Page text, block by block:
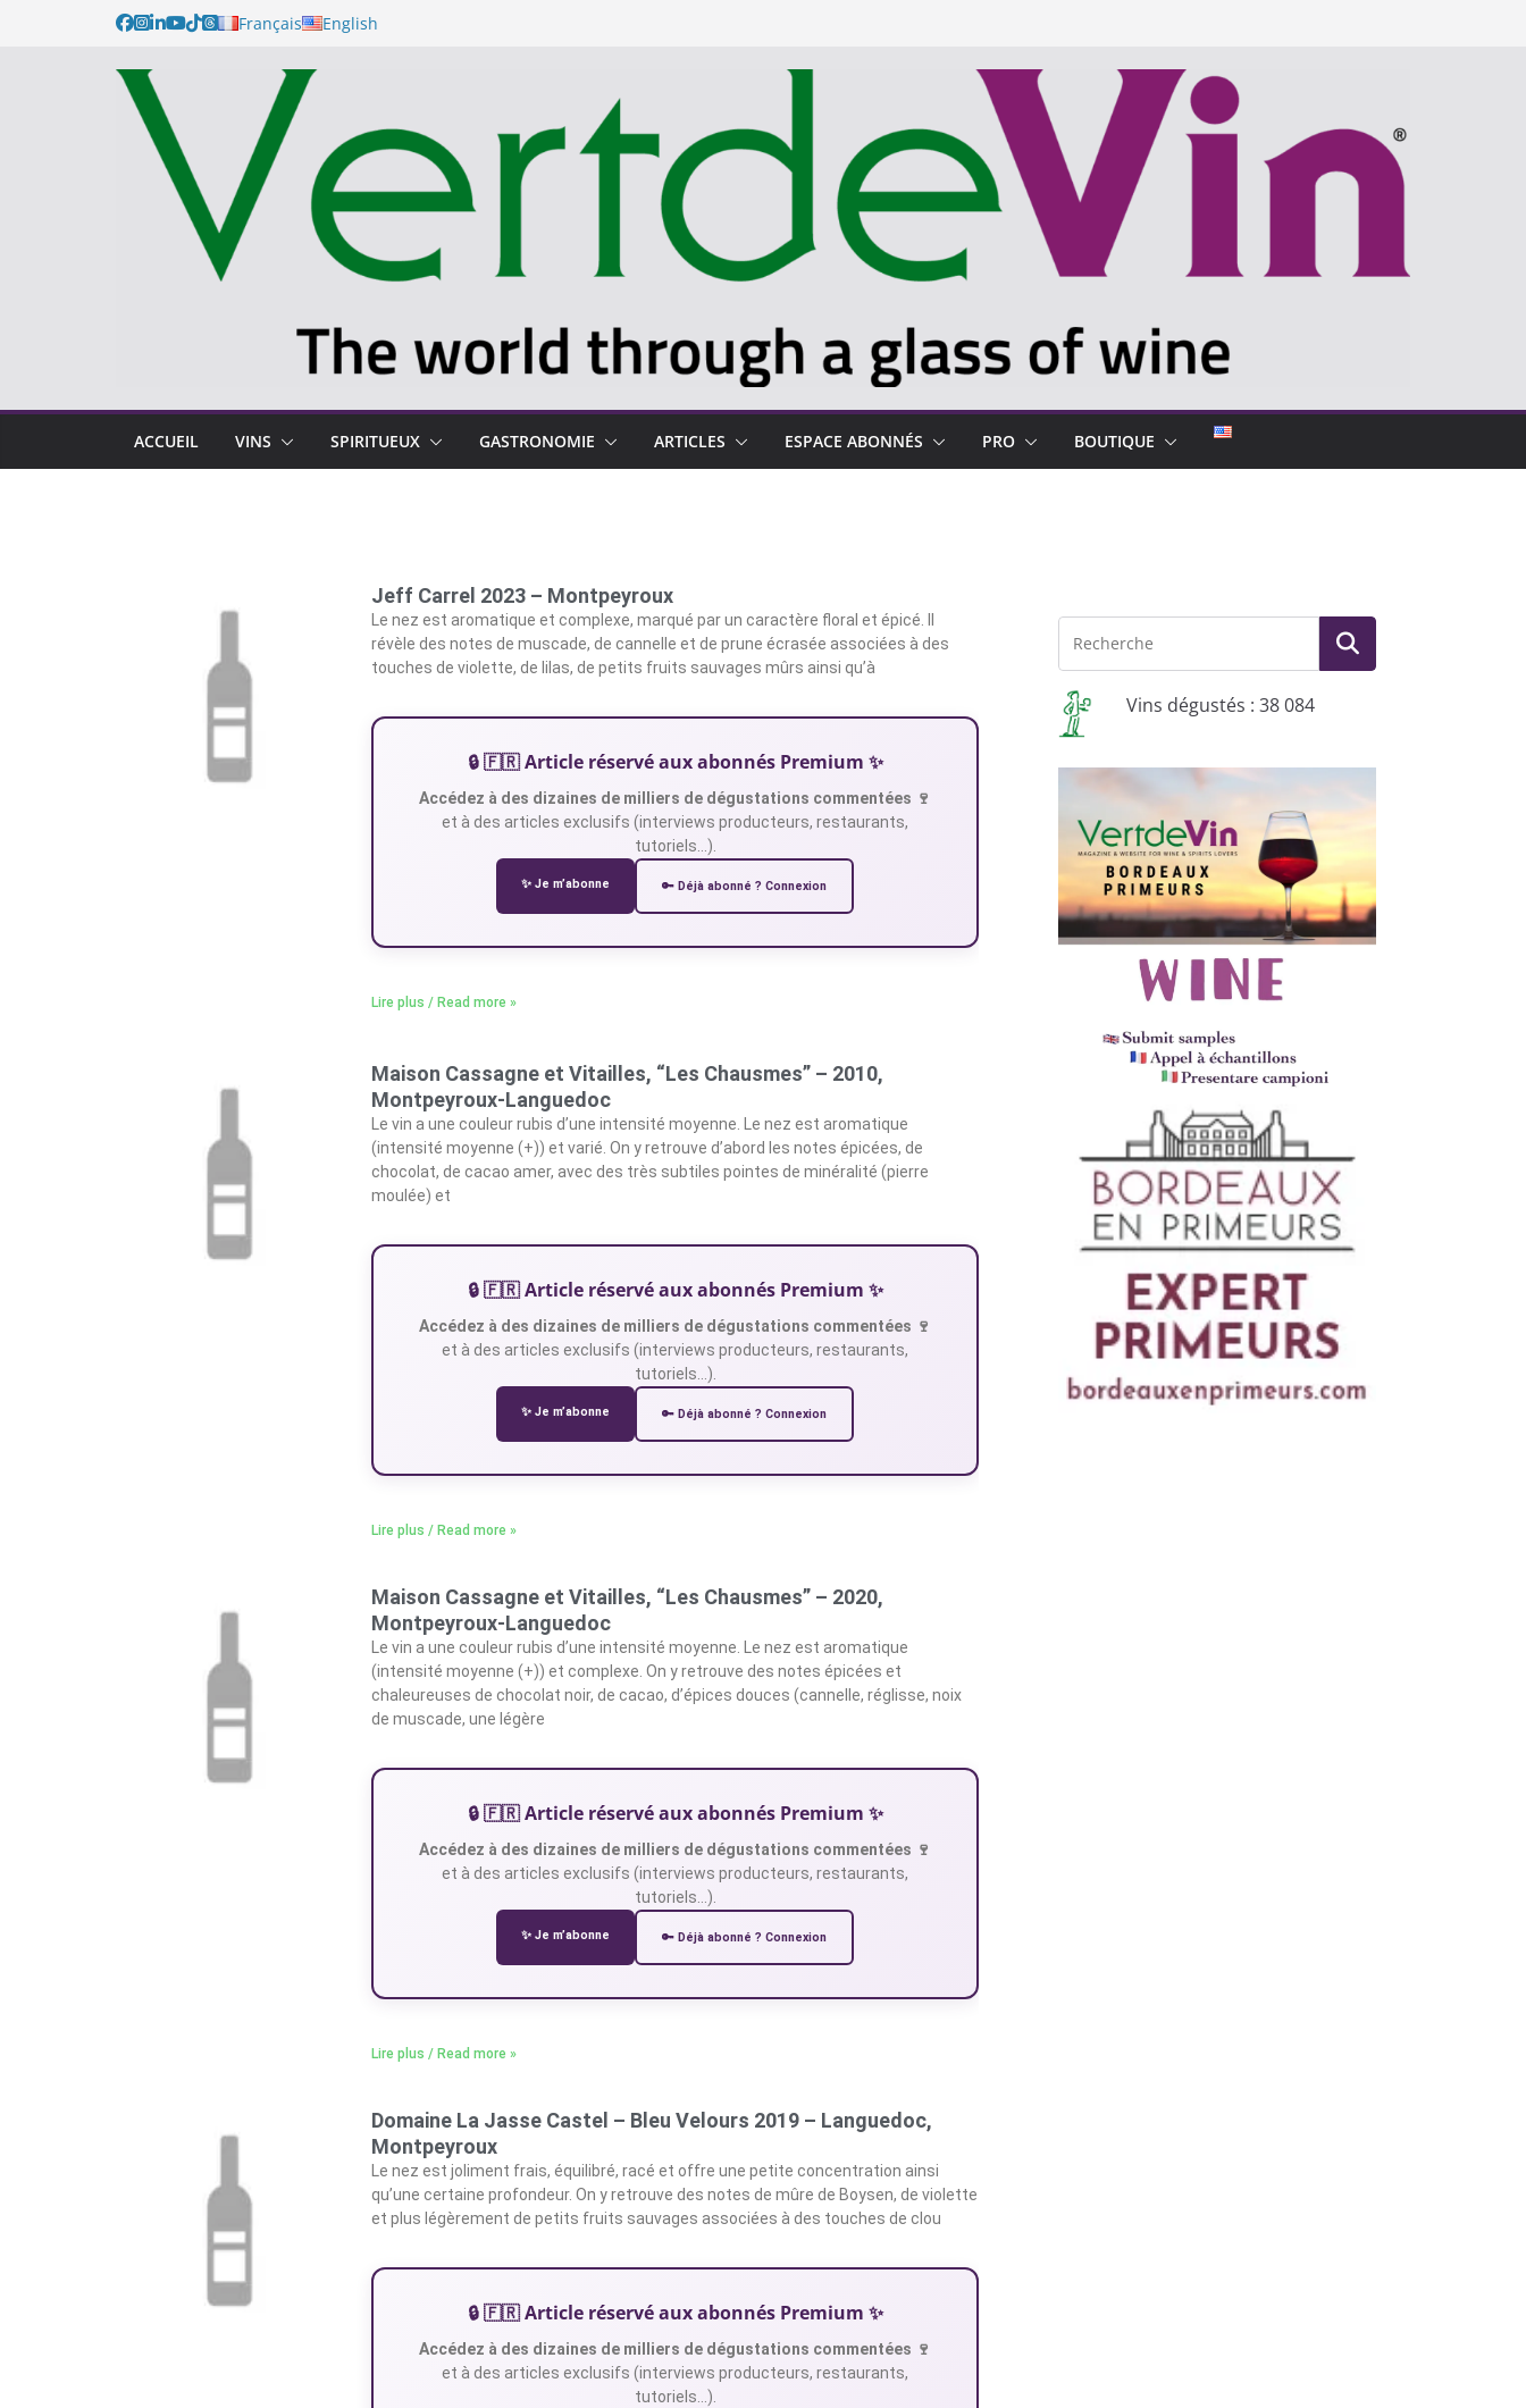
Français English
ACCUEIL VINS SPIRITUEUX GASTRONOMIE ARTICLES ESPACE ABONNÉS PRO BOUTIQUE
Jeff Carrel 2023 – Montpeyroux
Le nez est aromatique et complexe, marqué par un caractère floral et épicé. Il
révèle des notes de muscade, de cannelle et de prune écrasée associées à des
touches de violette, de lilas, de petits fruits sauvages mûrs ainsi qu’à
🔒 🇫🇷 Article réservé aux abonnés Premium ✨
Accédez à des dizaines de milliers de dégustations commentées 🍷
et à des articles exclusifs (interviews producteurs, restaurants,
tutoriels…).
✨ Je m’abonne 🔑 Déjà abonné ? Connexion
Lire plus / Read more »
Maison Cassagne et Vitailles, “Les Chausmes” – 2010,
Montpeyroux-Languedoc
Le vin a une couleur rubis d’une intensité moyenne. Le nez est aromatique
(intensité moyenne (+)) et varié. On y retrouve d’abord les notes épicées, de
chocolat, de cacao amer, avec des très subtiles pointes de minéralité (pierre
moulée) et
🔒 🇫🇷 Article réservé aux abonnés Premium ✨
Accédez à des dizaines de milliers de dégustations commentées 🍷
et à des articles exclusifs (interviews producteurs, restaurants,
tutoriels…).
✨ Je m’abonne 🔑 Déjà abonné ? Connexion
Lire plus / Read more »
Maison Cassagne et Vitailles, “Les Chausmes” – 2020,
Montpeyroux-Languedoc
Le vin a une couleur rubis d’une intensité moyenne. Le nez est aromatique
(intensité moyenne (+)) et complexe. On y retrouve des notes épicées et
chaleureuses de chocolat noir, de cacao, d’épices douces (cannelle, réglisse, noix
de muscade, une légère
🔒 🇫🇷 Article réservé aux abonnés Premium ✨
Accédez à des dizaines de milliers de dégustations commentées 🍷
et à des articles exclusifs (interviews producteurs, restaurants,
tutoriels…).
✨ Je m’abonne 🔑 Déjà abonné ? Connexion
Lire plus / Read more »
Domaine La Jasse Castel – Bleu Velours 2019 – Languedoc,
Montpeyroux
Le nez est joliment frais, équilibré, racé et offre une petite concentration ainsi
qu’une certaine profondeur. On y retrouve des notes de mûre de Boysen, de violette
et plus légèrement de petits fruits sauvages associées à des touches de clou
🔒 🇫🇷 Article réservé aux abonnés Premium ✨
Accédez à des dizaines de milliers de dégustations commentées 🍷
et à des articles exclusifs (interviews producteurs, restaurants,
tutoriels…).
Vins dégustés : 38 084